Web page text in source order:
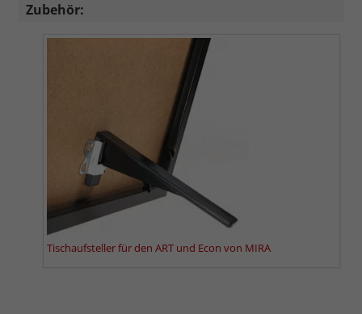
Zubehör:
Tischaufsteller für den ART und Econ von MIRA